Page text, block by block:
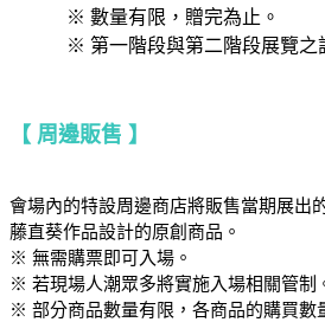
※ 數量有限，贈完為止。
※ 第一階段與第二階段展覽之設
【 周邊販售 】
會場內的特設周邊商店將販售當期展出
藤直葵作品設計的原創商品。
※ 無需購票即可入場。
※ 若現場人潮眾多將實施入場相關管制
※ 部分商品數量有限，各商品的購買數